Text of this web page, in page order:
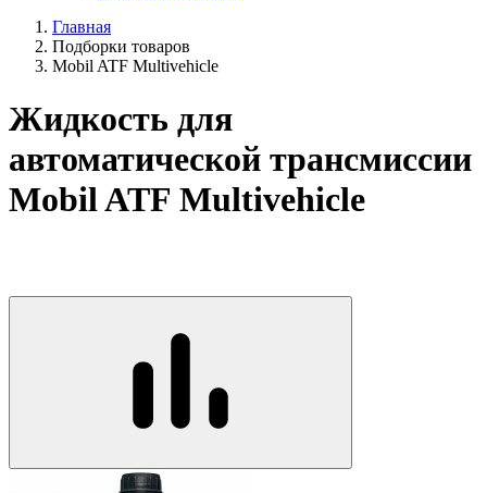
Главная
Подборки товаров
Mobil ATF Multivehicle
Жидкость для
автоматической трансмиссии
Mobil ATF Multivehicle